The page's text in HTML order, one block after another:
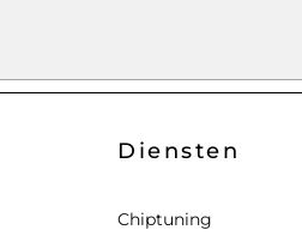
Diensten
Chiptuning